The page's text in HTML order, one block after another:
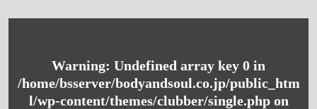
Warning: Undefined array key 0 in
/home/bsserver/bodyandsoul.co.jp/public_htm
l/wp-content/themes/clubber/single.phpon